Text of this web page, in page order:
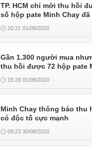
TP. HCM chỉ mới thu hồi
số hộp pate Minh Chay đã
20:21 01/09/2020
Gần 1.300 người mua
thu hồi được 72 hộp pate
15:28 01/09/2020
Minh Chay thông báo thu
có độc tố cực mạnh
09:23 30/08/2020